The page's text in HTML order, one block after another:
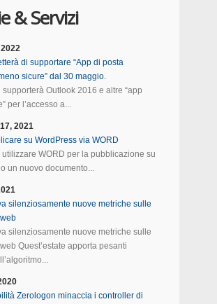
& Servizi
di supportare “App di posta
sicure” dal 30 maggio.
Outlook 2016 e altre “app
per l’accesso a...
2021
su WordPress via WORD
utilizzare WORD per la pubblicazione su
un nuovo documento...
silenziosamente nuove metriche sulle
silenziosamente nuove metriche sulle
Quest’estate apporta pesanti
Zerologon minaccia i controller di